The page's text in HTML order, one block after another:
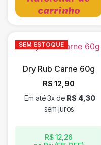
carrinho
SEM ESTOQUE
Dry Rub Carne 60g
R$ 12,90
R$12,26
Em até 3x de R$ 4,30
sem juros